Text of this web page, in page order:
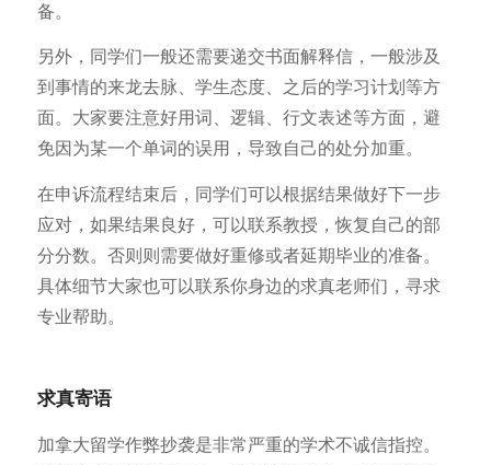
备。
另外，同学们一般还需要递交书面解释信，一般涉及
到事情的来龙去脉、学生态度、之后的学习计划等方
面。大家要注意好用词、逻辑、行文表述等方面，避
免因为某一个单词的误用，导致自己的处分加重。
在申诉流程结束后，同学们可以根据结果做好下一步
应对，如果结果良好，可以联系教授，恢复自己的部
分分数。否则则需要做好重修或者延期毕业的准备。
具体细节大家也可以联系你身边的求真老师们，寻求
专业帮助。
求真寄语
加拿大留学作弊抄袭是非常严重的学术不诚信指控。